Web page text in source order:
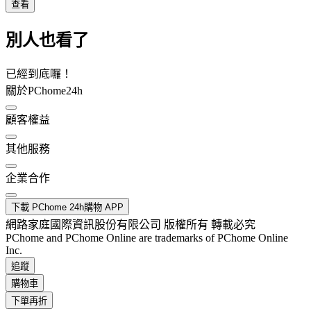
查看
別人也看了
已經到底囉！
關於PChome24h
顧客權益
其他服務
企業合作
下載 PChome 24h購物 APP
網路家庭國際資訊股份有限公司 版權所有 轉載必究
PChome and PChome Online are trademarks of PChome Online
Inc.
追蹤
購物車
下單再折